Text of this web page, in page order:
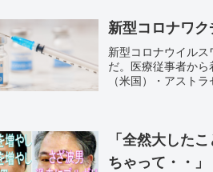
新型コロナワ
新型コロナウイル
だ。医療従事者か
（米国）・アスト
「全然大した
ちゃって・・」